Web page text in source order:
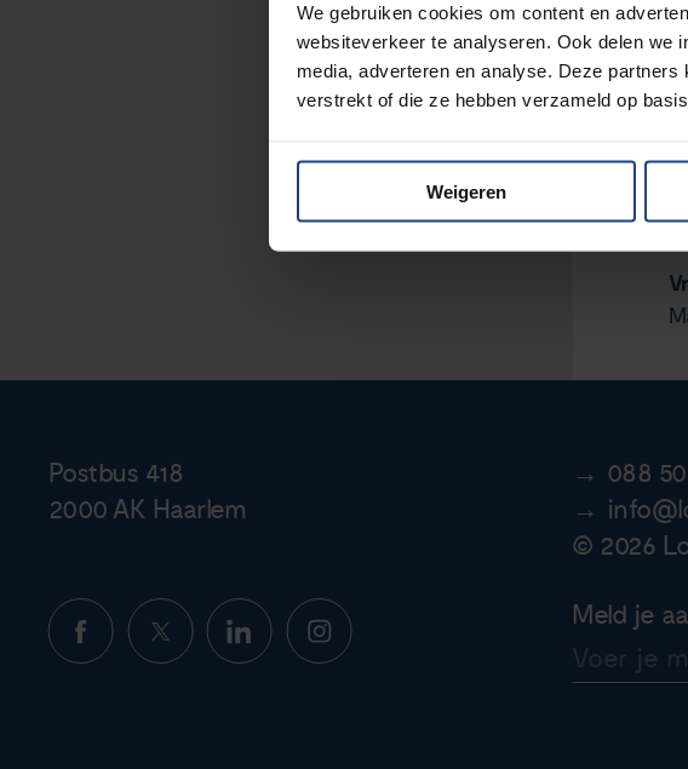
We gebruiken cookies om content en
websiteverkeer te analyseren. Ook delen we
media, adverteren en analyse. Deze
verstrekt of die ze hebben verzameld op
Weigeren
Postbus 418
2000 AK Haarlem
088
© 2026
Meld je